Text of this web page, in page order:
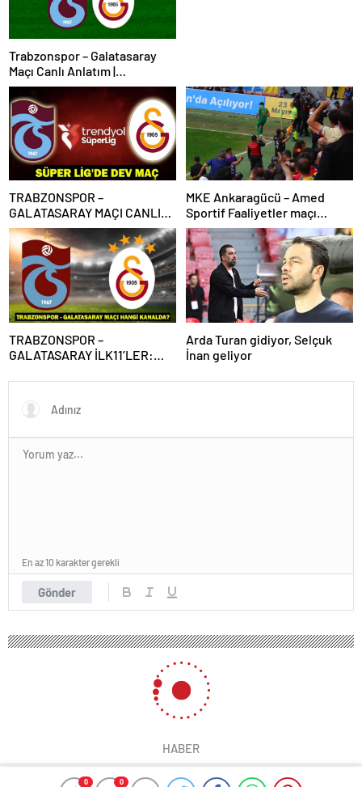
0 0
Trabzonspor – Galatasaray
Maçı Canlı Anlatım |
Trabzonspor – Galatasaray
Bein Sports 1 Canlı İzle | Lider,
Trabzon deplasmanında
TRABZONSPOR –
GALATASARAY MAÇI CANLI
İZLE | Trabzonspor-
Galatasaray maçı canlı izleme
bilgileri! Süper Lig’de dev
maç!
MKE Ankaragücü – Amed
Sportif Faaliyetler maçı
olaylarla başladı
TRABZONSPOR –
GALATASARAY İLK11’LER:
maçı hangi kanalda, saat
kaçta?
Arda Turan gidiyor, Selçuk
İnan geliyor
Gönder
En az 10 karakter gerekli
HABER